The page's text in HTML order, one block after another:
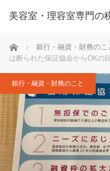
美容室・理容室専門の
ホーム 銀行・融資・財務のこ
は断られた保証協会からOKの回
銀行・融資・財務のこと